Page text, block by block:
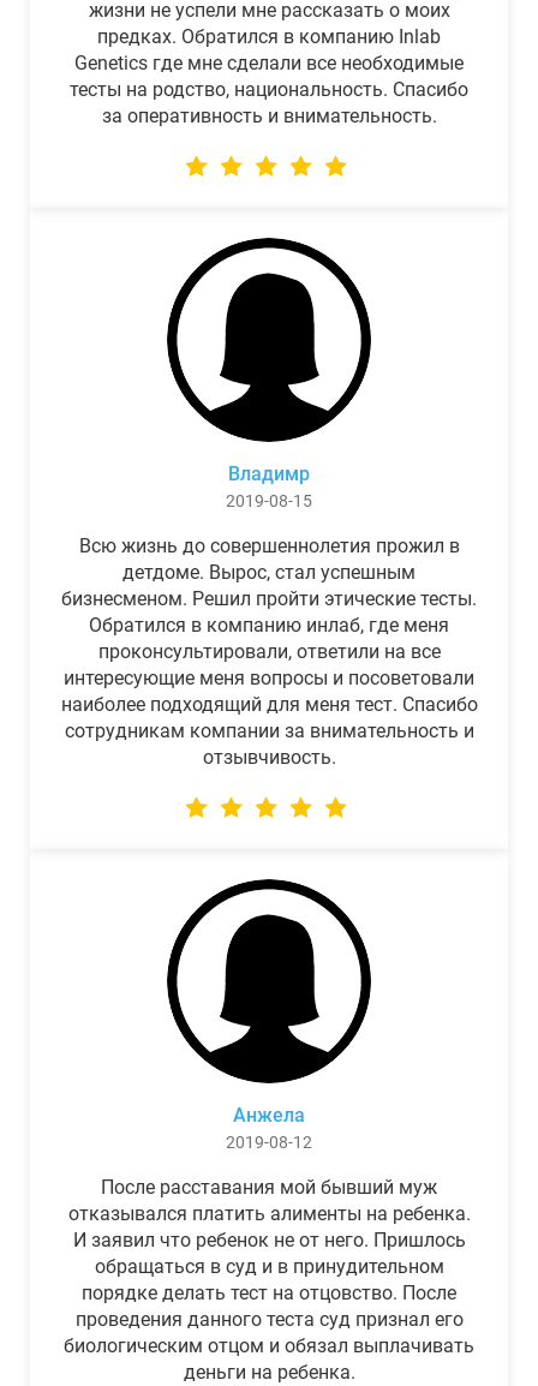
жизни не успели мне рассказать о моих
предках. Обратился в компанию Inlab
Genetics где мне сделали все необходимые
тесты на родство, национальность. Спасибо
за оперативность и внимательность.
Владимр
2019-08-15
Всю жизнь до совершеннолетия прожил в
детдоме. Вырос, стал успешным
бизнесменом. Решил пройти этические тесты.
Обратился в компанию инлаб, где меня
проконсультировали, ответили на все
интересующие меня вопросы и посоветовали
наиболее подходящий для меня тест. Спасибо
сотрудникам компании за внимательность и
отзывчивость.
Анжела
2019-08-12
После расставания мой бывший муж
отказывался платить алименты на ребенка.
И заявил что ребенок не от него. Пришлось
обращаться в суд и в принудительном
порядке делать тест на отцовство. После
проведения данного теста суд признал его
биологическим отцом и обязал выплачивать
деньги на ребенка.